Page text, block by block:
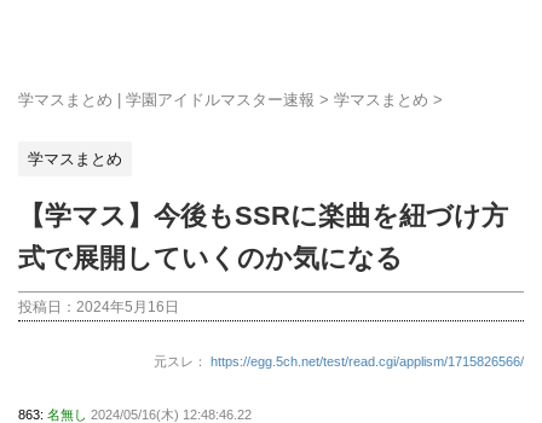
学マスまとめ | 学園アイドルマスター速報 > 学マスまとめ >
学マスまとめ
【学マス】今後もSSRに楽曲を紐づけ方
式で展開していくのか気になる
投稿日： 2024年5月16日
元スレ： https://egg.5ch.net/test/read.cgi/applism/1715826566/
863: 名無し 2024/05/16(木) 12:48:46.22